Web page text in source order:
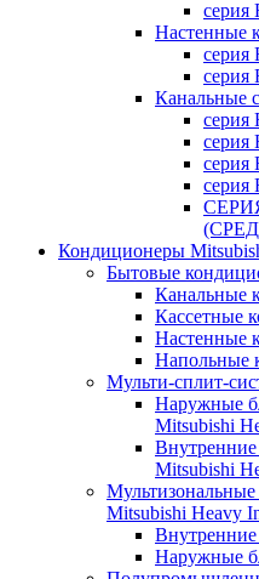
серия
Настенные
серия
серия
Канальные
серия
серия
серия
серия
Кондиционеры
Бытовые
Канальные
Кассетные
Настенные
Напольные
Мульти-сплит-
Наружные
Mitsubishi
Mitsubishi
Mitsubishi Heavy
Наружные